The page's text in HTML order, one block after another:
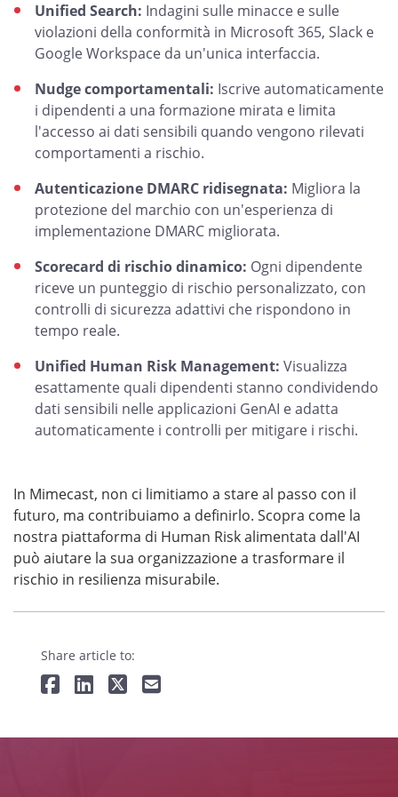
Unified Search: Indagini sulle minacce e sulle
violazioni della conformità in Microsoft 365, Slack e
Google Workspace da un'unica interfaccia.
Nudge comportamentali: Iscrive automaticamente
i dipendenti a una formazione mirata e limita
l'accesso ai dati sensibili quando vengono rilevati
comportamenti a rischio.
Autenticazione DMARC ridisegnata: Migliora la
protezione del marchio con un'esperienza di
implementazione DMARC migliorata.
Scorecard di rischio dinamico: Ogni dipendente
riceve un punteggio di rischio personalizzato, con
controlli di sicurezza adattivi che rispondono in
tempo reale.
Unified Human Risk Management: Visualizza
esattamente quali dipendenti stanno condividendo
dati sensibili nelle applicazioni GenAI e adatta
automaticamente i controlli per mitigare i rischi.
In Mimecast, non ci limitiamo a stare al passo con il
futuro, ma contribuiamo a definirlo. Scopra come la
nostra piattaforma di Human Risk alimentata dall'AI
può aiutare la sua organizzazione a trasformare il
rischio in resilienza misurabile.
Share article to: